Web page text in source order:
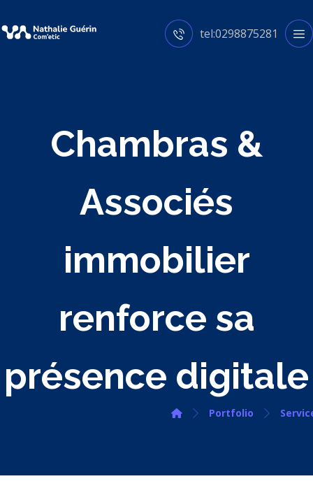
tel:0298875281
Chambras &
Associés
immobilier
renforce sa
présence digitale
Portfolio